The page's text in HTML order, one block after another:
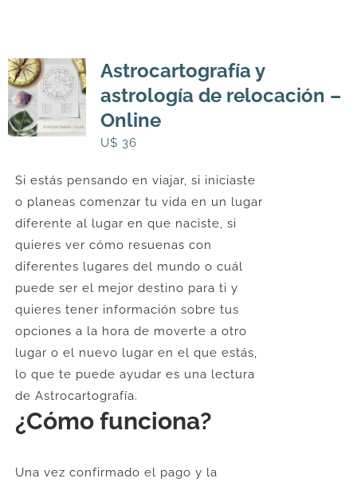
PRODUCTOS
ARTÍCULOS
Carrito
Astrocartografía y
astrología de relocación –
Online
U$ 36
Si estás pensando en viajar, si iniciaste
o planeas comenzar tu vida en un lugar
diferente al lugar en que naciste, si
quieres ver cómo resuenas con
diferentes lugares del mundo o cuál
puede ser el mejor destino para ti y
quieres tener información sobre tus
opciones a la hora de moverte a otro
lugar o el nuevo lugar en el que estás,
lo que te puede ayudar es una lectura
de Astrocartografía.
¿Cómo funciona?
Una vez confirmado el pago y la